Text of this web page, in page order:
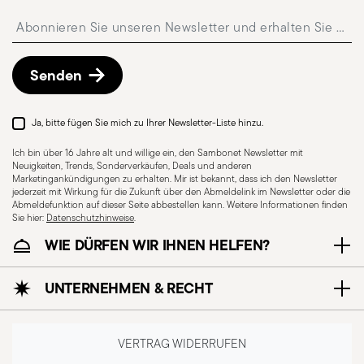
Für Spülmaschine
geeignet
CUTLERY - Besteck muss mit Sorgfalt verwendet
Kostenlose Rückgabe innerhalb von 30 Tagenab
Rückgaberichtlinien-Seite
Vorgehensweise.
Senden
Ja, bitte fügen Sie mich zu Ihrer Newsletter-Liste hinzu.
Ich bin über 16 Jahre alt und willige ein, den Sambonet Newsletter mit
Neuigkeiten, Trends, Sonderverkäufen, Deals und anderen
Marketingankündigungen zu erhalten. Mir ist bekannt, dass ich den Newsletter
jederzeit mit Wirkung für die Zukunft über den Abmeldelink im Newsletter oder die
Abmeldefunktion auf dieser Seite abbestellen kann. Weitere Informationen finden
Sie hier: Datenschutzhinweise.
WIE DÜRFEN WIR IHNEN HELFEN?
UNTERNEHMEN & RECHT
VERTRAG WIDERRUFEN